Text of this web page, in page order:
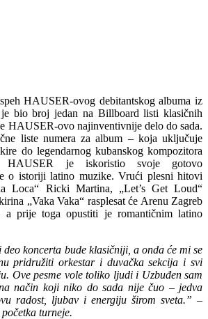
HAUSER-ovog debitantskog albuma iz
bio broj jedan na Billboard listi klasičnih
HAUSER-ovo najinventivnije delo do sada.
liste numera za album – koja uključuje
do legendarnog kubanskog kompozitora
HAUSER je iskoristio svoje gotovo
o istoriji latino muzike. Vrući plesni hitovi
Loca“ Ricki Martina, „Let’s Get Loud“
„Vaka Vaka“ rasplesat će Arenu Zagreb
a prije toga opustiti je romantičnim latino
deo koncerta bude klasičniji, a onda će mi se
pridružiti orkestar i duvačka sekcija i svi
Ove pesme vole toliko ljudi i Uzbuđen sam
način koji niko do sada nije čuo – jedva
radost, ljubav i energiju širom sveta.” –
turneje.